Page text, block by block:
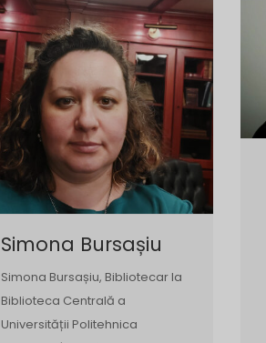
Simona Bursașiu
Simona Bursașiu, Bibliotecar la
Biblioteca Centrală a
Universității Politehnica